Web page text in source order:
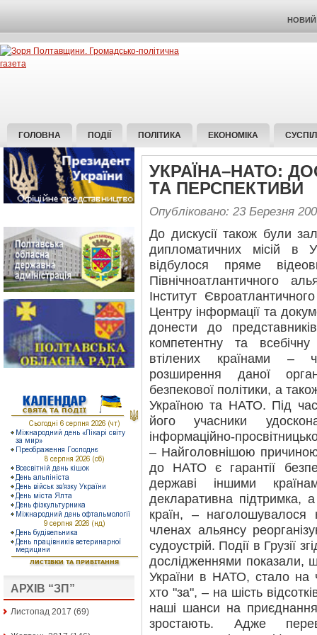
НОВИЙ
ГОЛОВНА ПОДІЇ ПОЛІТИКА ЕКОНОМІКА
АРХІВ “ЗП”
Листопад 2017 (69)
УКРАЇНА–НАТО:
ТА ПЕРСПЕКТИВИ
Опубліковано: 23 Березня
До дискусії також були
дипломатичних місій в
відбулося пряме
Північноатлантичного
Інститут
Центру інформації та
донести до
компетентну та
втілених країнами –
розширення даної
безпекової політики, а
Україною та НАТО. Під час
його учасники
інформаційно-
– Найголовнішою
до НАТО є гарантії
державі іншими
декларативна підтримка,
країн, –
членах альянсу
судоустрій. Події в Грузії
дослідженнями показали,
України в НАТО, стало на
хто "за", – на шість
наші шанси на
зростають. Адже